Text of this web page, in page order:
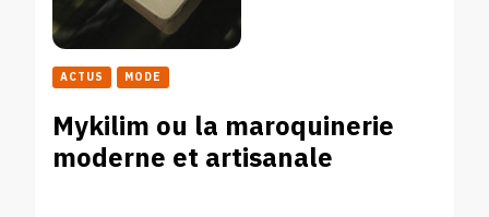
ACTUS MODE
Mykilim ou la maroquinerie
moderne et artisanale